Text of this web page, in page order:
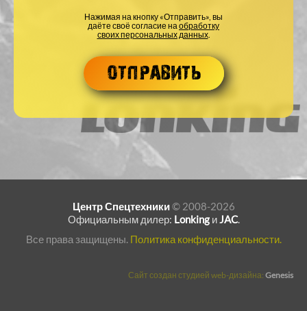
Нажимая на кнопку «Отправить», вы
даёте своё согласие наобработку
своих персональных данных.
Центр Спецтехники© 2008-2026
Официальным дилер: LonkingиJAC.
Все права защищены. Политика конфиденциальности.
Сайт создан студией web-дизайна: Genesis